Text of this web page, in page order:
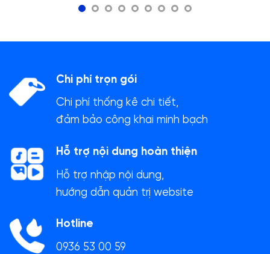
Chi phí trọn gói
Chi phí thống kê chi tiết,
đảm bảo công khai minh bạch
Hỗ trợ nội dung hoàn thiện
Hỗ trợ nhập nội dung,
hướng dẫn quản trị website
Hotline
0936 53 00 59